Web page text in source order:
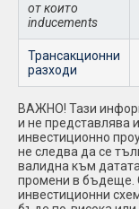
от които
inducements
Трансакционни
разходи
ВАЖНО! Тази
и не представлява
инвестиционно
не следва да се
валидна към
промени в бъдеще.
инвестиционни